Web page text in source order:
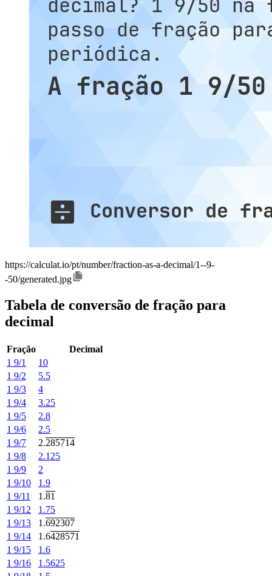
https://calculat.io/pt/number/fraction-as-a-decimal/1--9-
-50/generated.jpg
Tabela de conversão de fração para
decimal
Fração
Decimal
1 9/1
10
1 9/2
5.5
1 9/3
4
1 9/4
3.25
1 9/5
2.8
1 9/6
2.5
1 9/7
2.285714
1 9/8
2.125
1 9/9
2
1 9/10
1.9
1 9/11
1.81
1 9/12
1.75
1 9/13
1.692307
1 9/14
1.6428571
1 9/15
1.6
1 9/16
1.5625